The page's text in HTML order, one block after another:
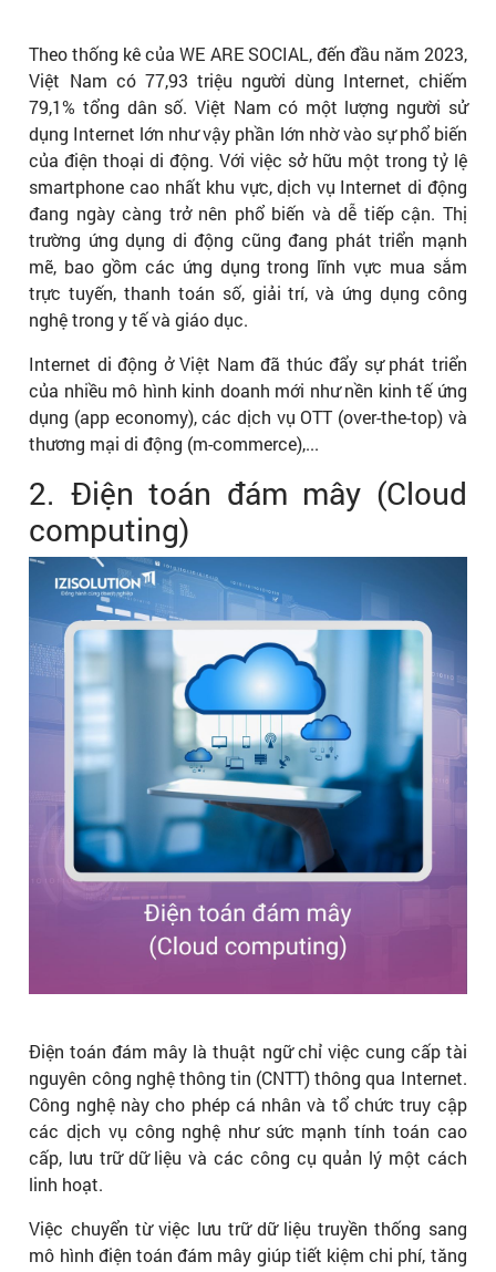
Theo thống kê của WE ARE SOCIAL, đến đầu năm 2023,
Việt Nam có 77,93 triệu người dùng Internet, chiếm
79,1% tổng dân số. Việt Nam có một lượng người sử
dụng Internet lớn như vậy phần lớn nhờ vào sự phổ biến
của điện thoại di động. Với việc sở hữu một trong tỷ lệ
smartphone cao nhất khu vực, dịch vụ Internet di động
đang ngày càng trở nên phổ biến và dễ tiếp cận. Thị
trường ứng dụng di động cũng đang phát triển mạnh
mẽ, bao gồm các ứng dụng trong lĩnh vực mua sắm
trực tuyến, thanh toán số, giải trí, và ứng dụng công
nghệ trong y tế và giáo dục.
Internet di động ở Việt Nam đã thúc đẩy sự phát triển
của nhiều mô hình kinh doanh mới như nền kinh tế ứng
dụng (app economy), các dịch vụ OTT (over-the-top) và
thương mại di động (m-commerce),...
2. Điện toán đám mây (Cloud
computing)
Điện toán đám mây là thuật ngữ chỉ việc cung cấp tài
nguyên công nghệ thông tin (CNTT) thông qua Internet.
Công nghệ này cho phép cá nhân và tổ chức truy cập
các dịch vụ công nghệ như sức mạnh tính toán cao
cấp, lưu trữ dữ liệu và các công cụ quản lý một cách
linh hoạt.
Việc chuyển từ việc lưu trữ dữ liệu truyền thống sang
mô hình điện toán đám mây giúp tiết kiệm chi phí, tăng